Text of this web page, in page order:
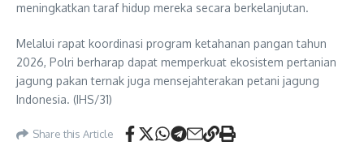
meningkatkan taraf hidup mereka secara berkelanjutan.
Melalui rapat koordinasi program ketahanan pangan tahun
2026, Polri berharap dapat memperkuat ekosistem pertanian
jagung pakan ternak juga mensejahterakan petani jagung
Indonesia. (IHS/31)
Share this Article